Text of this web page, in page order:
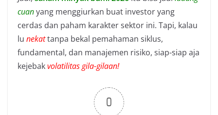
cuanyang menggiurkan buat investor yang
cerdas dan paham karakter sektor ini. Tapi, kalau
lu nekattanpa bekal pemahaman siklus,
fundamental, dan manajemen risiko, siap-siap aja
kejebakvolatilitas gila-gilaan!
0